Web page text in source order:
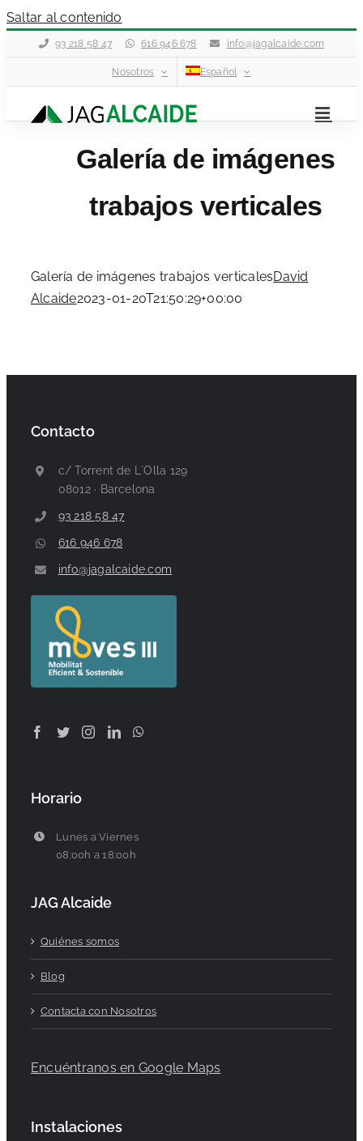
Saltar al contenido
93 218 58 47 616 946 678 info@jagalcaide.com
Nosotros Español
Galería de imágenes
trabajos verticales
Galería de imágenes trabajos verticalesDavid
Alcaide2023-01-20T21:50:29+00:00
Contacto
c/ Torrent de L´Olla 129
08012 · Barcelona
93 218 58 47
616 946 678
info@jagalcaide.com
Horario
Lunes a Viernes
08:00h a 18:00h
JAG Alcaide
Quiénes somos
Blog
Contacta con Nosotros
Encuéntranos en Google Maps
Instalaciones